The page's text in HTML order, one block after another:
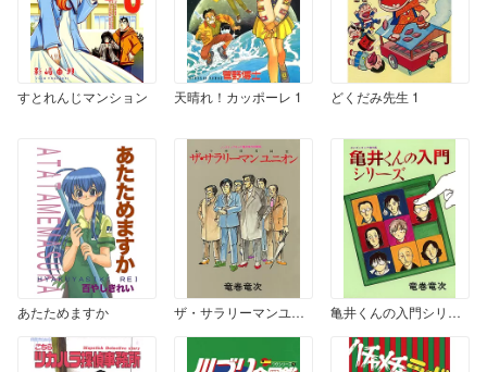
すとれんじマンション 天晴れ！カッポーレ 1 どくだみ先生 1
あたためますか ザ・サラリーマンユニオン 亀井くんの入門シリーズ ～ポイズンギャグ傑作集～